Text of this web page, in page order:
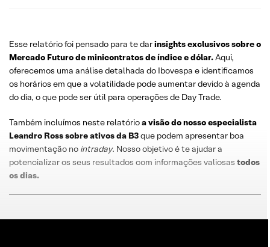
Esse relatório foi pensado para te darinsights exclusivos sobre o
Mercado Futurode minicontratos de índice e dólar.Aqui,
oferecemos uma análise detalhada do Ibovespa e identificamos
os horários em que a volatilidade pode aumentar devido à agenda
do dia, o que pode ser útil para operações de Day Trade.
Também incluímos neste relatórioa visão do nosso especialista
Leandro Rosssobreativos da B3que podem apresentar boa
movimentação no intraday. Nosso objetivo é te ajudar a
potencializar os seus resultados com informações valiosas todos
os dias.